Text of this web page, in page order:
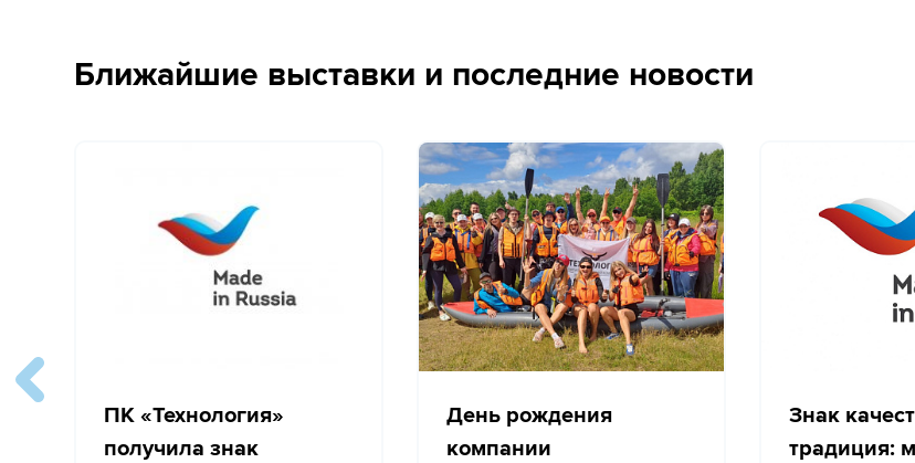
Ближайшие выставки и последние новости
ПК «Технология»
получила знак
День рождения
компании
Знак
традиция: